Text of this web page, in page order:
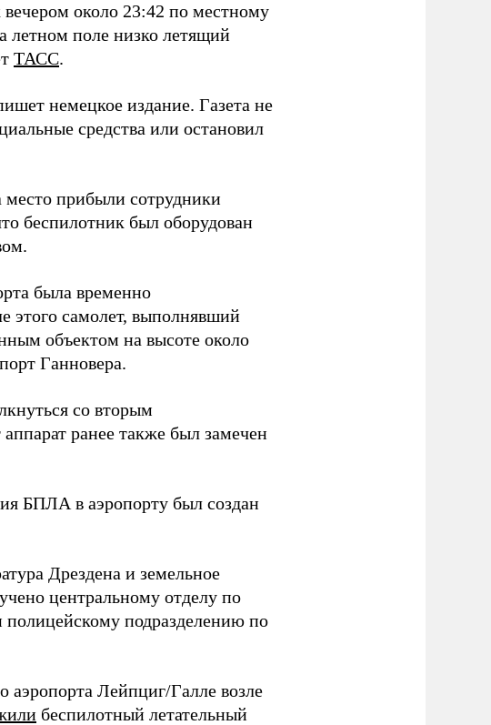
около 23:42 по местному
летном поле низко летящий
ТАСС.
немецкое издание. Газета не
средства или остановил
место прибыли сотрудники
беспилотник был оборудован
была временно
этого самолет, выполнявший
объектом на высоте около
Ганновера.
со вторым
ранее также был замечен
БПЛА в аэропорту был создан
Дрездена и земельное
центральному отделу по
полицейскому подразделению по
аэропорта Лейпциг/Галле возле
беспилотный летательный